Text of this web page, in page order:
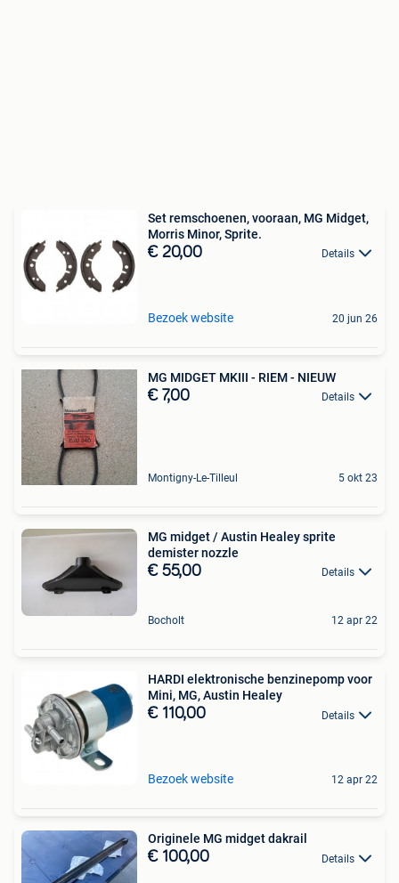
Set remschoenen, vooraan, MG Midget,
Morris Minor, Sprite.
€ 20,00 Details
Bezoek website 20 jun 26
MG MIDGET MKIII - RIEM - NIEUW
€ 7,00 Details
Montigny-Le-Tilleul 5 okt 23
MG midget / Austin Healey sprite
demister nozzle
€ 55,00 Details
Bocholt 12 apr 22
HARDI elektronische benzinepomp voor
Mini, MG, Austin Healey
€ 110,00 Details
Bezoek website 12 apr 22
Originele MG midget dakrail
€ 100,00 Details